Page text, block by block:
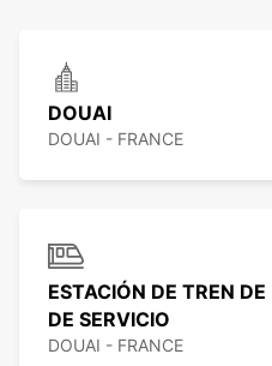
DOUAI
DOUAI - FRANCE
ESTACIÓN DE TREN
DE SERVICIO
DOUAI - FRANCE